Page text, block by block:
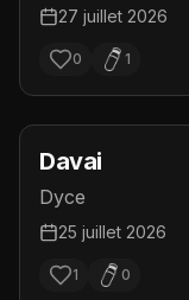
27 juillet 2026
0 1
Davai
Dyce
25 juillet 2026
1 0